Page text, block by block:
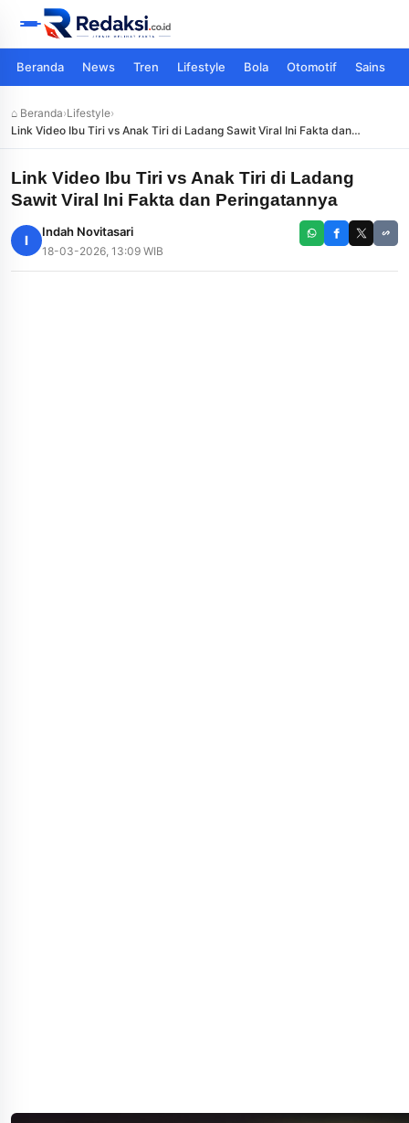
Beranda News Tren Lifestyle Bola Otomotif Sains
⌂ Beranda›Lifestyle›
Link Video Ibu Tiri vs Anak Tiri di Ladang Sawit Viral Ini Fakta dan
Peringatannya
Link Video Ibu Tiri vs Anak Tiri di Ladang
Sawit Viral Ini Fakta dan Peringatannya
I
Indah Novitasari
18-03-2026, 13:09 WIB